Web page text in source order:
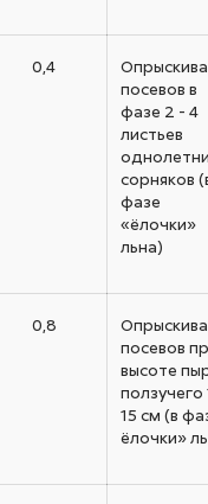
0,4
посевов в
фазе 2 - 4
листьев
сорняков
фазе
«ёлочки»
льна)
0,8
посевов
высоте
ползучего
15 см (в
ёлочки»